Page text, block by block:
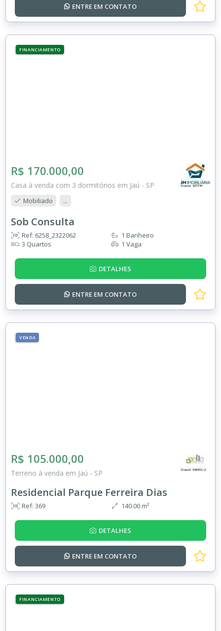
ENTRE EM CONTATO
FINANCIAMENTO
R$ 170.000,00
Casa à venda com 3 dormitórios em Jaú - SP
Mobiliado ...
Sob Consulta
Ref: 6258_2322062
3 Quartos
1 Banheiro
1 Vaga
DETALHES
ENTRE EM CONTATO
VENDA
R$ 105.000,00
Terreno à venda em Jaú - SP
Residencial Parque Ferreira Dias
Ref: 369 140.00 m²
DETALHES
ENTRE EM CONTATO
FINANCIAMENTO